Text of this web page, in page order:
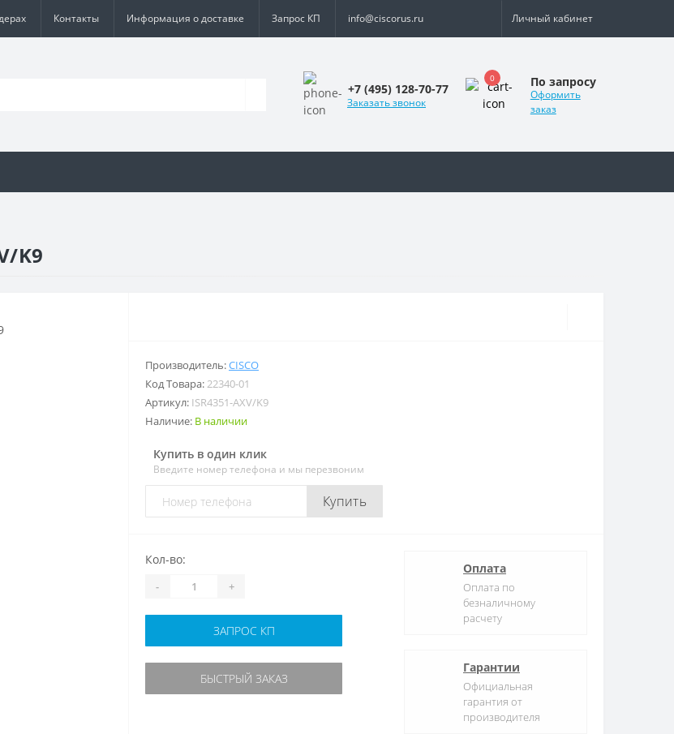
Контакты Информация о доставке Запрос КП info@ciscorus.ru Личный кабинет
+7 (495) 128-70-77
Заказать звонок
0 По запросу
Оформить
заказ
K9
Производитель:CISCO
Код Товара:22340-01
Артикул: ISR4351-AXV/K9
Наличие: В наличии
Купить в один клик
Введите номер телефона и мы перезвоним
Купить
Кол-во:
- +
ЗАПРОС КП
БЫСТРЫЙ ЗАКАЗ
Оплата
Оплата по
безналичному
расчету
Гарантии
Официальная
гарантия от
производителя